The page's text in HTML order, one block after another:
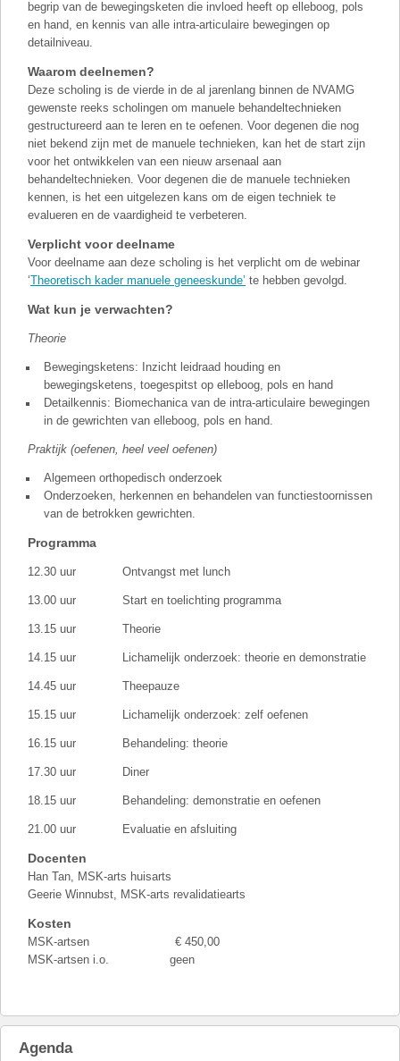
begrip van de bewegingsketen die invloed heeft op elleboog, pols
en hand, en kennis van alle intra-articulaire bewegingen op
detailniveau.
Waarom deelnemen?
Deze scholing is de vierde in de al jarenlang binnen de NVAMG
gewenste reeks scholingen om manuele behandeltechnieken
gestructureerd aan te leren en te oefenen. Voor degenen die nog
niet bekend zijn met de manuele technieken, kan het de start zijn
voor het ontwikkelen van een nieuw arsenaal aan
behandeltechnieken. Voor degenen die de manuele technieken
kennen, is het een uitgelezen kans om de eigen techniek te
evalueren en de vaardigheid te verbeteren.
Verplicht voor deelname
Voor deelname aan deze scholing is het verplicht om de webinar
‘Theoretisch kader manuele geneeskunde’ te hebben gevolgd.
Wat kun je verwachten?
Theorie
Bewegingsketens: Inzicht leidraad houding en
bewegingsketens, toegespitst op elleboog, pols en hand
Detailkennis: Biomechanica van de intra-articulaire bewegingen
in de gewrichten van elleboog, pols en hand.
Praktijk (oefenen, heel veel oefenen)
Algemeen orthopedisch onderzoek
Onderzoeken, herkennen en behandelen van functiestoornissen
van de betrokken gewrichten.
Programma
12.30 uur Ontvangst met lunch
13.00 uur Start en toelichting programma
13.15 uur Theorie
14.15 uur Lichamelijk onderzoek: theorie en demonstratie
14.45 uur Theepauze
15.15 uur Lichamelijk onderzoek: zelf oefenen
16.15 uur Behandeling: theorie
17.30 uur Diner
18.15 uur Behandeling: demonstratie en oefenen
21.00 uur Evaluatie en afsluiting
Docenten
Han Tan, MSK-arts huisarts
Geerie Winnubst, MSK-arts revalidatiearts
Kosten
MSK-artsen € 450,00
MSK-artsen i.o. geen
Agenda